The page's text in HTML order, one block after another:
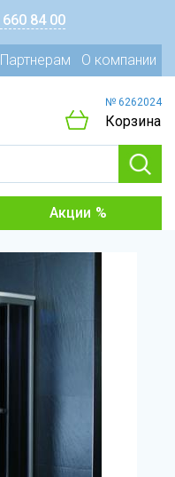
660 84 00
Партнерам О компании
№ 6262024
Корзина
Акции